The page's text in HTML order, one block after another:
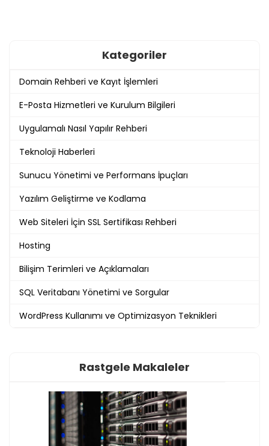
Kategoriler
Domain Rehberi ve Kayıt İşlemleri
E-Posta Hizmetleri ve Kurulum Bilgileri
Uygulamalı Nasıl Yapılır Rehberi
Teknoloji Haberleri
Sunucu Yönetimi ve Performans İpuçları
Yazılım Geliştirme ve Kodlama
Web Siteleri İçin SSL Sertifikası Rehberi
Hosting
Bilişim Terimleri ve Açıklamaları
SQL Veritabanı Yönetimi ve Sorgular
WordPress Kullanımı ve Optimizasyon Teknikleri
Rastgele Makaleler